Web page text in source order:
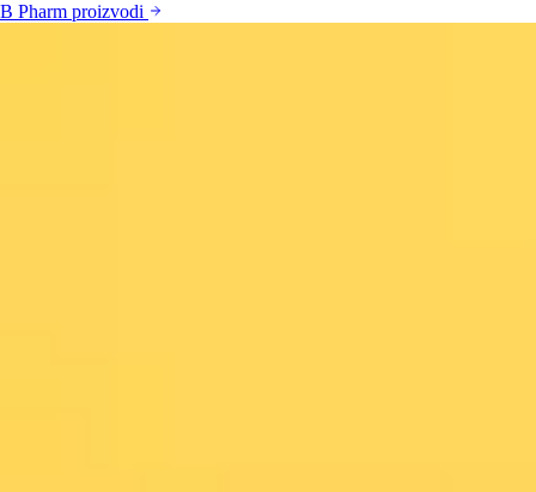
B Pharm proizvodi